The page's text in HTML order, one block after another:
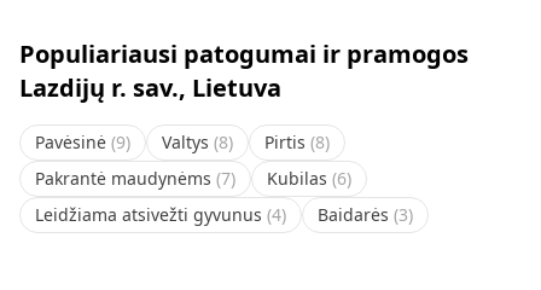
Populiariausi patogumai ir pramogos
Lazdijų r. sav., Lietuva
Pavėsinė (9) Valtys (8) Pirtis (8)
Pakrantė maudynėms (7) Kubilas (6)
Leidžiama atsivežti gyvunus (4) Baidarės (3)